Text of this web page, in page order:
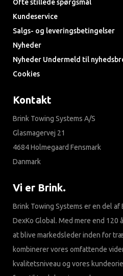
Ofte stillede spørgsmål
Kundeservice
Salgs- og leveringsbetingelser
Nyheder
Nyheder Undermeld til
Cookies
Kontakt
Brink Towing Systems A/S
Glasmagervej 21
4684 Holmegaard Fensmark
Danmark
Vi er Brink.
Brink Towing Systems er en del af
DexKo Global. Med mere end 120
at blive markedsleder inden for
kombinerer vores omfattende
kvalitetsniveau og vores